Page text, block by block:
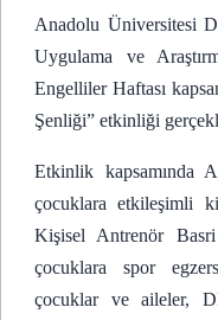
Anadolu Üniversitesi
Uygulama ve
Engelliler Haftası
Şenliği” etkinliği
Etkinlik kapsamında
çocuklara etkileşimli
Kişisel Antrenör
çocuklara spor
çocuklar ve aileler,